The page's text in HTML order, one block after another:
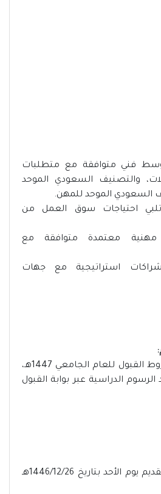
فني متوافقة مع متطلبات
والتصنيف السعودي الموحد
السعودي الموحد للمهن.
احتياجات سوق العمل من
معتمدة متوافقة مع
استراتيجية مع جهات
- يرجى الاطلاع على شروط القبول للعام الجامعي 1447هـ،
الرسوم الدراسية عبر بوابة القبول
- متاح حاليًا وينتهي التقديم يوم الأحد بتاريخ 1446/12/26هـ